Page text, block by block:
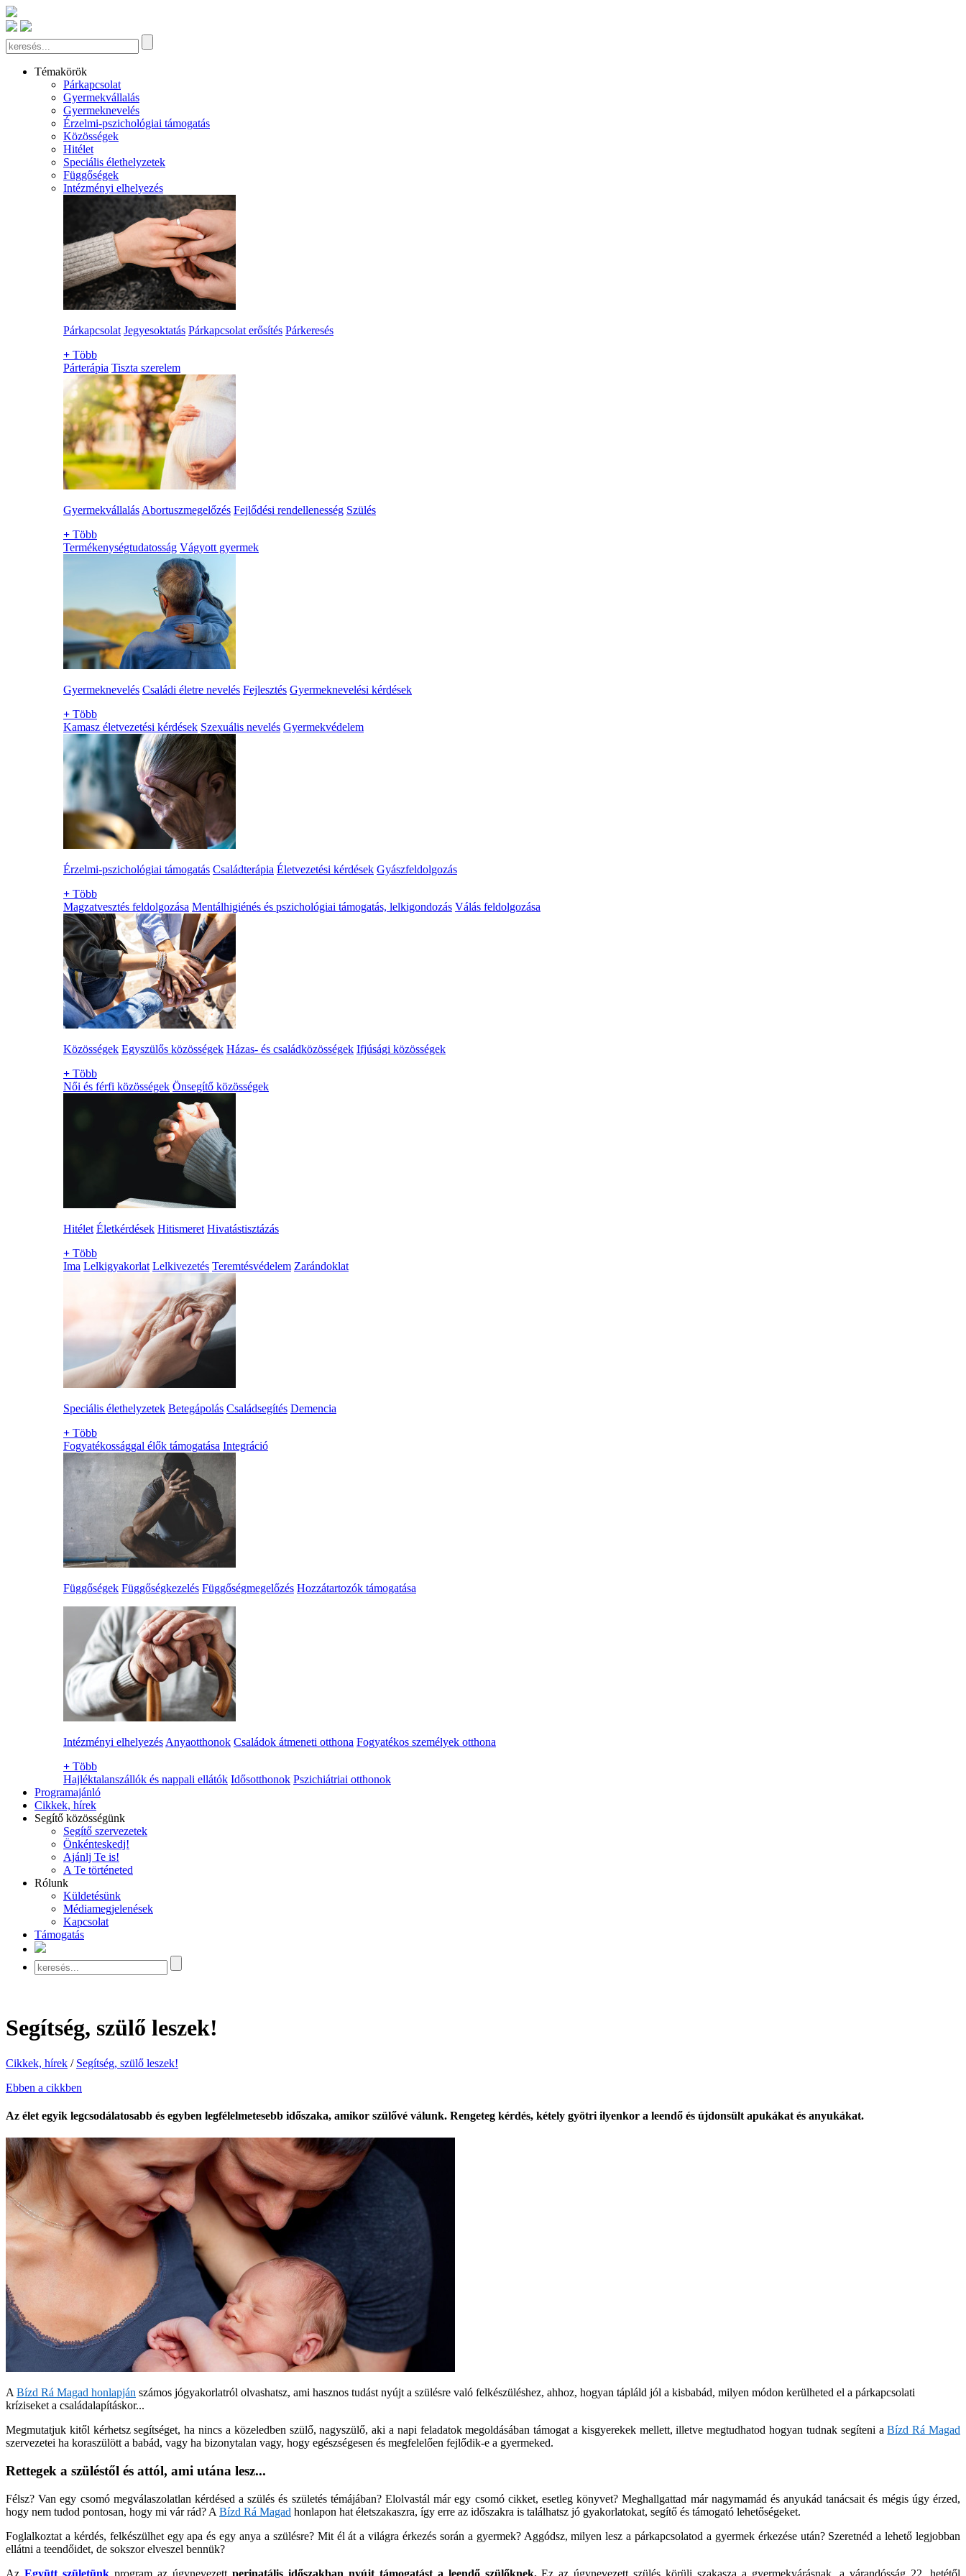
Témakörök
Párkapcsolat
Gyermekvállalás
Gyermeknevelés
Érzelmi-pszichológiai támogatás
Közösségek
Hitélet
Speciális élethelyzetek
Függőségek
Intézményi elhelyezés
Párkapcsolat Jegyesoktatás Párkapcsolat erősítés Párkeresés
+ Több
Párterápia Tiszta szerelem
Gyermekvállalás Abortuszmegelőzés Fejlődési rendellenesség Szülés
+ Több
Termékenységtudatosság Vágyott gyermek
Gyermeknevelés Családi életre nevelés Fejlesztés Gyermeknevelési kérdések
+ Több
Kamasz életvezetési kérdések Szexuális nevelés Gyermekvédelem
Érzelmi-pszichológiai támogatás Családterápia Életvezetési kérdések Gyászfeldolgozás
+ Több
Magzatvesztés feldolgozása Mentálhigiénés és pszichológiai támogatás, lelkigondozás Válás feldolgozása
Közösségek Egyszülős közösségek Házas- és családközösségek Ifjúsági közösségek
+ Több
Női és férfi közösségek Önsegítő közösségek
Hitélet Életkérdések Hitismeret Hivatástisztázás
+ Több
Ima Lelkigyakorlat Lelkivezetés Teremtésvédelem Zarándoklat
Speciális élethelyzetek Betegápolás Családsegítés Demencia
+ Több
Fogyatékossággal élők támogatása Integráció
Függőségek Függőségkezelés Függőségmegelőzés Hozzátartozók támogatása
Intézményi elhelyezés Anyaotthonok Családok átmeneti otthona Fogyatékos személyek otthona
+ Több
Hajléktalanszállók és nappali ellátók Idősotthonok Pszichiátriai otthonok
Programajánló
Cikkek, hírek
Segítő közösségünk
Segítő szervezetek
Önkénteskedj!
Ajánlj Te is!
A Te történeted
Rólunk
Küldetésünk
Médiamegjelenések
Kapcsolat
Támogatás
Segítség, szülő leszek!
Cikkek, hírek / Segítség, szülő leszek!
Ebben a cikkben
Az élet egyik legcsodálatosabb és egyben legfélelmetesebb időszaka, amikor szülővé válunk. Rengeteg kérdés, kétely gyötri ilyenkor a leendő és újdonsült apukákat és anyukákat.
ABízd Rá Magad honlapján számos jógyakorlatról olvashatsz, ami hasznos tudást nyújt a szülésre való felkészüléshez, ahhoz, hogyan tápláld jól a kisbabád, milyen módon kerülheted el a párkapcsolati
kríziseket a családalapításkor...
Megmutatjuk kitől kérhetsz segítséget, ha nincs a közeledben szülő, nagyszülő, aki a napi feladatok megoldásában támogat a kisgyerekek mellett, illetve megtudhatod hogyan tudnak segíteni aBízd Rá Magad
szervezetei ha koraszülött a babád, vagy ha bizonytalan vagy, hogy egészségesen és megfelelően fejlődik-e a gyermeked.
Rettegek a szüléstől és attól, ami utána lesz...
Félsz? Van egy csomó megválaszolatlan kérdésed a szülés és születés témájában? Elolvastál már egy csomó cikket, esetleg könyvet? Meghallgattad már nagymamád és anyukád tanácsait és mégis úgy érzed,
hogy nem tudod pontosan, hogy mi vár rád? A Bízd Rá Magad honlapon hat életszakaszra, így erre az időszakra is találhatsz jó gyakorlatokat, segítő és támogató lehetőségeket.
Foglalkoztat a kérdés, felkészülhet egy apa és egy anya a szülésre? Mit él át a világra érkezés során a gyermek? Aggódsz, milyen lesz a párkapcsolatod a gyermek érkezése után? Szeretnéd a lehető legjobban
ellátni a teendőidet, de sokszor elveszel bennük?
Az Együtt születünkprogram az úgynevezett perinatális időszakban nyújt támogatást a leendő szülőknek. Ez az úgynevezett szülés körüli szakasza a gyermekvárásnak, a várandósság 22. hetétől